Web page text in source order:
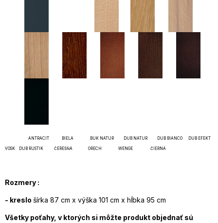
ANTRACIT BIELA BUK NATUR DUB NATUR DUB BIANCO DUB EFEKT
VOSK DUB RUSTIK ČEREŠŇA ORECH WENGE ČIERNA
Rozmery :
- kreslo šírka 87 cm x výška 101 cm x hĺbka 95 cm
Všetky poťahy, v ktorých si môžte produkt objednať sú